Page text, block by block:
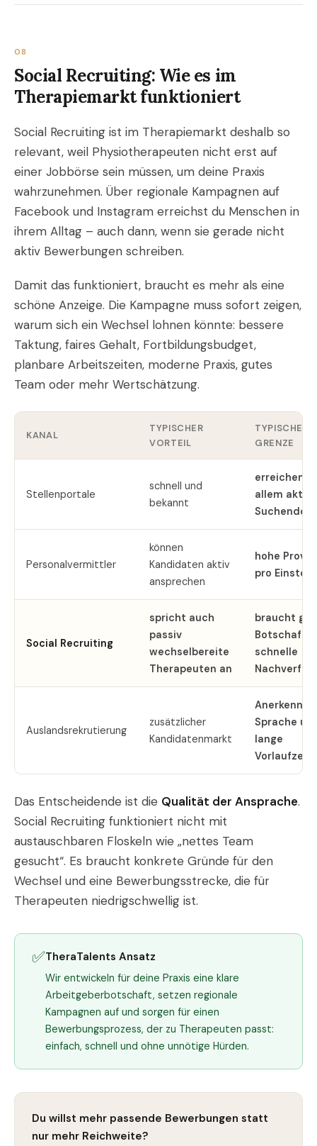
08
Social Recruiting: Wie es im
Therapiemarkt funktioniert
Social Recruiting ist im Therapiemarkt deshalb so
relevant, weil Physiotherapeuten nicht erst auf
einer Jobbörse sein müssen, um deine Praxis
wahrzunehmen. Über regionale Kampagnen auf
Facebook und Instagram erreichst du Menschen in
ihrem Alltag – auch dann, wenn sie gerade nicht
aktiv Bewerbungen schreiben.
Damit das funktioniert, braucht es mehr als eine
schöne Anzeige. Die Kampagne muss sofort zeigen,
warum sich ein Wechsel lohnen könnte: bessere
Taktung, faires Gehalt, Fortbildungsbudget,
planbare Arbeitszeiten, moderne Praxis, gutes
Team oder mehr Wertschätzung.
KANAL
TYPISCHER
VORTEIL
TYPISCHE
GRENZE
Stellenportale
schnell und
bekannt
erreichen
allem aktiv
Suchende
Personalvermittler
können
Kandidaten aktiv
ansprechen
hohe
pro
Social Recruiting
spricht auch
passiv
wechselbereite
Therapeuten an
braucht
Botschaft
schnelle
Auslandsrekrutierung
zusätzlicher
Kandidatenmarkt
Sprache
lange
Vorlaufzeit
Das Entscheidende ist die Qualität der Ansprache.
Social Recruiting funktioniert nicht mit
austauschbaren Floskeln wie „nettes Team
gesucht“. Es braucht konkrete Gründe für den
Wechsel und eine Bewerbungsstrecke, die für
Therapeuten niedrigschwellig ist.
✅TheraTalents Ansatz
Wir entwickeln für deine Praxis eine klare
Arbeitgeberbotschaft, setzen regionale
Kampagnen auf und sorgen für einen
Bewerbungsprozess, der zu Therapeuten passt:
einfach, schnell und ohne unnötige Hürden.
Du willst mehr passende Bewerbungen statt
nur mehr Reichweite?